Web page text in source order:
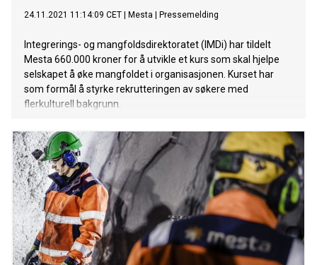
24.11.2021 11:14:09 CET Mesta Pressemelding
Integrerings- og mangfoldsdirektoratet (IMDi) har tildelt
Mesta 660.000 kroner for å utvikle et kurs som skal hjelpe
selskapet å øke mangfoldet i organisasjonen. Kurset har
som formål å styrke rekrutteringen av søkere med
flerkulturell bakgrunn.